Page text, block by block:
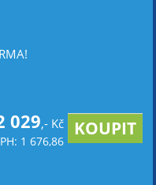
029,- Kč
1 676,86